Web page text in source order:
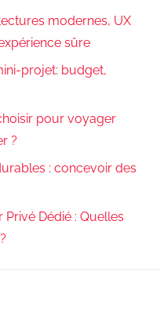
modernes, UX
sûre
projet: budget,
pour voyager
?
: concevoir des
Dédié : Quelles